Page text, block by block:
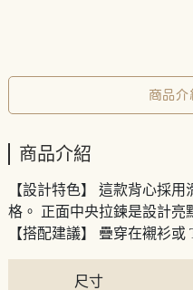
商品介
商品介紹
【設計特色】 這款背心採
格。 正面中央拉鍊是設計亮
【搭配建議】 疊穿在襯衫
尺寸